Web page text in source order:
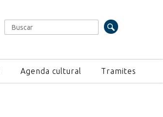
Formulario de búsqueda
Buscar
Agenda cultural Tramites